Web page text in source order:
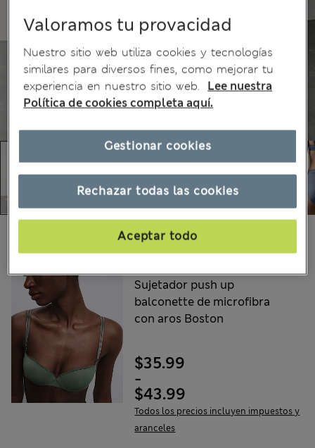
Escoge tus productos:
Sujetador push up
balconette de microfibra
con aros Boston
$35.99
-
$43.99
Todos los precios incluyen impuestos y
aranceles
Valoramos tu provacidad
Nuestro sitio web utiliza cookies y tecnologías
similares para diversos fines, como mejorar tu
experiencia en nuestro sitio web.
Lee nuestra
Política de cookies completa aquí.
Rechazar todas las cookies
Aceptar todo
Gestionar cookies